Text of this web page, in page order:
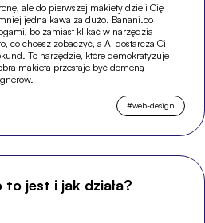
ale do pierwszej makiety dzieli Cię
jedna kawa za dużo. Banani.co
bo zamiast klikać w narzędzia
co chcesz zobaczyć, a AI dostarcza Ci
To narzędzie, które demokratyzuje
makieta przestaje być domeną
#web-design
jest i jak działa?